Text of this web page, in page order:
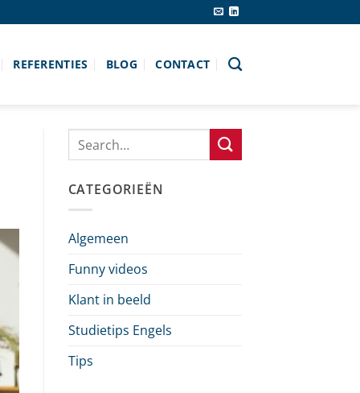
REFERENTIES BLOG CONTACT
CATEGORIEËN
Algemeen
Funny videos
Klant in beeld
Studietips Engels
Tips